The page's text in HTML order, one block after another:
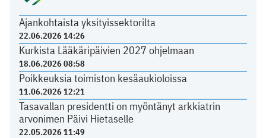
Ajankohtaista yksityissektorilta
22.06.2026 14:26
Kurkista Lääkäripäivien 2027 ohjelmaan
18.06.2026 08:58
Poikkeuksia toimiston kesäaukioloissa
11.06.2026 12:21
Tasavallan presidentti on myöntänyt arkkiatrin
arvonimen Päivi Hietaselle
22.05.2026 11:49